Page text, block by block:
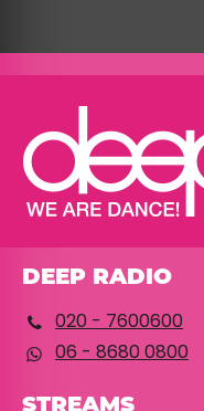
DEEP RADIO
020 - 7600600
06 - 8680 0800
STREAMS